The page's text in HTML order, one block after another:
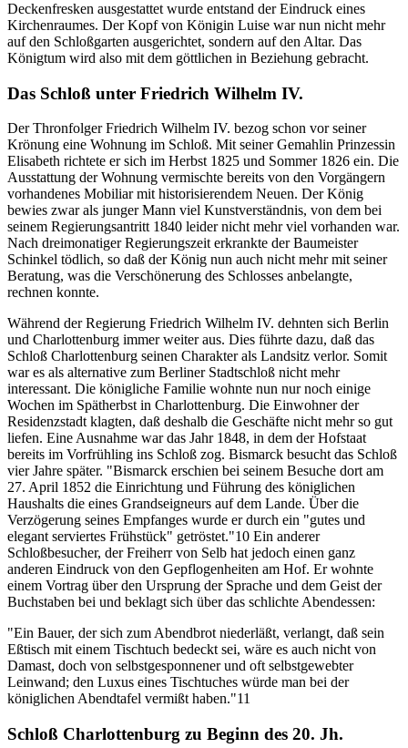
Deckenfresken ausgestattet wurde entstand der Eindruck eines
Kirchenraumes. Der Kopf von Königin Luise war nun nicht mehr
auf den Schloßgarten ausgerichtet, sondern auf den Altar. Das
Königtum wird also mit dem göttlichen in Beziehung gebracht.
Das Schloß unter Friedrich Wilhelm IV.
Der Thronfolger Friedrich Wilhelm IV. bezog schon vor seiner
Krönung eine Wohnung im Schloß. Mit seiner Gemahlin Prinzessin
Elisabeth richtete er sich im Herbst 1825 und Sommer 1826 ein. Die
Ausstattung der Wohnung vermischte bereits von den Vorgängern
vorhandenes Mobiliar mit historisierendem Neuen. Der König
bewies zwar als junger Mann viel Kunstverständnis, von dem bei
seinem Regierungsantritt 1840 leider nicht mehr viel vorhanden war.
Nach dreimonatiger Regierungszeit erkrankte der Baumeister
Schinkel tödlich, so daß der König nun auch nicht mehr mit seiner
Beratung, was die Verschönerung des Schlosses anbelangte,
rechnen konnte.
Während der Regierung Friedrich Wilhelm IV. dehnten sich Berlin
und Charlottenburg immer weiter aus. Dies führte dazu, daß das
Schloß Charlottenburg seinen Charakter als Landsitz verlor. Somit
war es als alternative zum Berliner Stadtschloß nicht mehr
interessant. Die königliche Familie wohnte nun nur noch einige
Wochen im Spätherbst in Charlottenburg. Die Einwohner der
Residenzstadt klagten, daß deshalb die Geschäfte nicht mehr so gut
liefen. Eine Ausnahme war das Jahr 1848, in dem der Hofstaat
bereits im Vorfrühling ins Schloß zog. Bismarck besucht das Schloß
vier Jahre später. "Bismarck erschien bei seinem Besuche dort am
27. April 1852 die Einrichtung und Führung des königlichen
Haushalts die eines Grandseigneurs auf dem Lande. Über die
Verzögerung seines Empfanges wurde er durch ein "gutes und
elegant serviertes Frühstück" getröstet."10 Ein anderer
Schloßbesucher, der Freiherr von Selb hat jedoch einen ganz
anderen Eindruck von den Gepflogenheiten am Hof. Er wohnte
einem Vortrag über den Ursprung der Sprache und dem Geist der
Buchstaben bei und beklagt sich über das schlichte Abendessen:
"Ein Bauer, der sich zum Abendbrot niederläßt, verlangt, daß sein
Eßtisch mit einem Tischtuch bedeckt sei, wäre es auch nicht von
Damast, doch von selbstgesponnener und oft selbstgewebter
Leinwand; den Luxus eines Tischtuches würde man bei der
königlichen Abendtafel vermißt haben."11
Schloß Charlottenburg zu Beginn des 20. Jh.